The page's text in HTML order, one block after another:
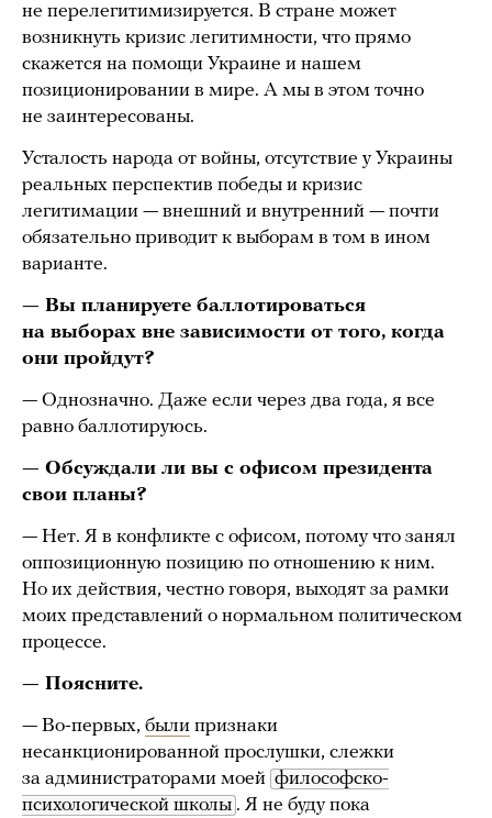
не перелегитимизируется. В стране может
возникнуть кризис легитимности, что прямо
скажется на помощи Украине и нашем
позиционировании в мире. А мы в этом точно
не заинтересованы.
Усталость народа от войны, отсутствие у Украины
реальных перспектив победы и кризис
легитимации — внешний и внутренний — почти
обязательно приводит к выборам в том в ином
варианте.
— Вы планируете баллотироваться
на выборах вне зависимости от того, когда
они пройдут?
— Однозначно. Даже если через два года, я все
равно баллотируюсь.
— Обсуждали ли вы с офисом президента
свои планы?
— Нет. Я в конфликте с офисом, потому что занял
оппозиционную позицию по отношению к ним.
Но их действия, честно говоря, выходят за рамки
моих представлений о нормальном политическом
процессе.
— Поясните.
— Во-первых, были признаки
несанкционированной прослушки, слежки
за администраторами моей философско-
психологической школы . Я не буду пока